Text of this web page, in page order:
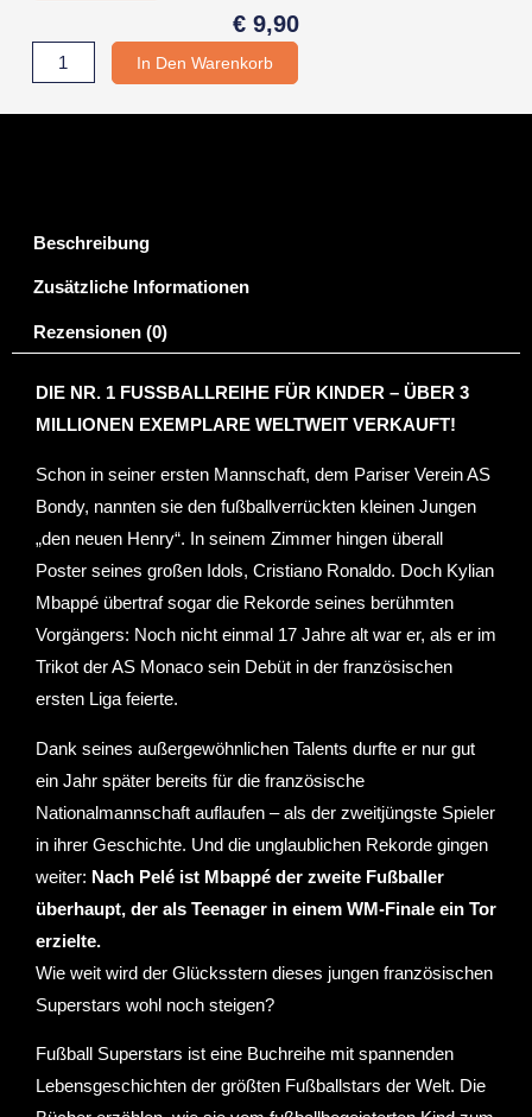
€ 9,90
MBAPPÉ
(Fussball
Superstars
In Den Warenkorb
Beschreibung
Zusätzliche Informationen
Rezensionen (0)
DIE NR. 1 FUSSBALLREIHE FÜR KINDER – ÜBER 3
MILLIONEN EXEMPLARE WELTWEIT VERKAUFT!
Schon in seiner ersten Mannschaft, dem Pariser Verein AS
Bondy, nannten sie den fußballverrückten kleinen Jungen
„den neuen Henry“. In seinem Zimmer hingen überall
Poster seines großen Idols, Cristiano Ronaldo. Doch Kylian
Mbappé übertraf sogar die Rekorde seines berühmten
Vorgängers: Noch nicht einmal 17 Jahre alt war er, als er im
Trikot der AS Monaco sein Debüt in der französischen
ersten Liga feierte.
Dank seines außergewöhnlichen Talents durfte er nur gut
ein Jahr später bereits für die französische
Nationalmannschaft auflaufen – als der zweitjüngste Spieler
in ihrer Geschichte. Und die unglaublichen Rekorde gingen
weiter: Nach Pelé ist Mbappé der zweite Fußballer
überhaupt, der als Teenager in einem WM-Finale ein Tor
erzielte.
Wie weit wird der Glücksstern dieses jungen französischen
Superstars wohl noch steigen?
Fußball Superstars ist eine Buchreihe mit spannenden
Lebensgeschichten der größten Fußballstars der Welt. Die